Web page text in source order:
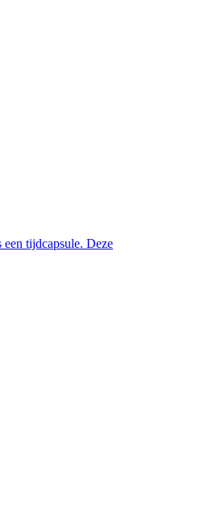
een tijdcapsule. Deze